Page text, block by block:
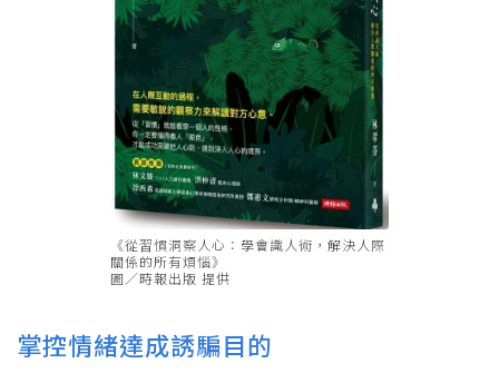
《從習慣洞察人心：學會識人術，解決人際
關係的所有煩惱》
圖／時報出版 提供
掌控情緒達成誘騙目的